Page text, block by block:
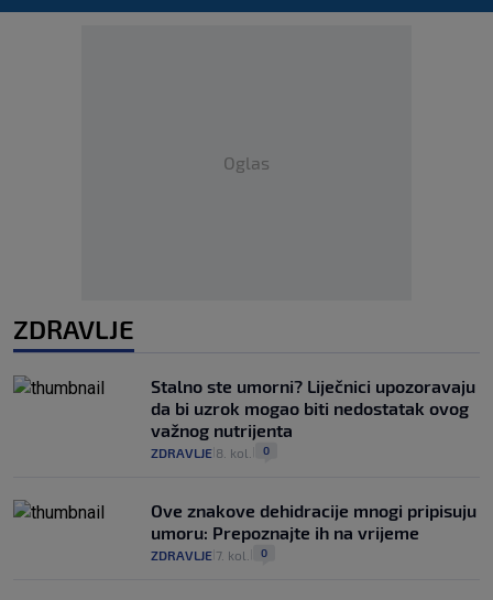
Oglas
ZDRAVLJE
Stalno ste umorni? Liječnici upozoravaju
da bi uzrok mogao biti nedostatak ovog
važnog nutrijenta
ZDRAVLJE 8. kol. 0
Ove znakove dehidracije mnogi pripisuju
umoru: Prepoznajte ih na vrijeme
ZDRAVLJE 7. kol. 0